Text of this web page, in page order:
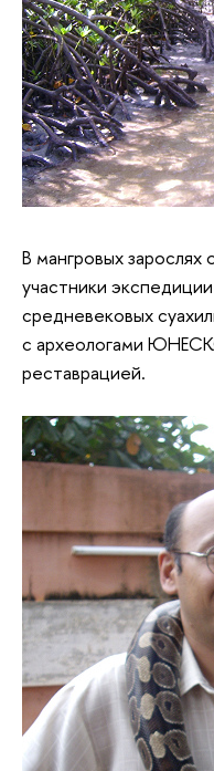
В мангровых
участники
средневековых
с археологами
реставрацией.